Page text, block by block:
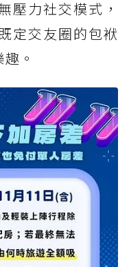
壓力社交模式，
定交友圈的包袱
。